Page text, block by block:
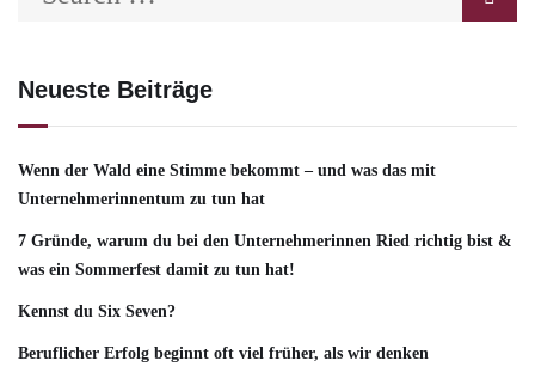
Neueste Beiträge
Wenn der Wald eine Stimme bekommt – und was das mit
Unternehmerinnentum zu tun hat
7 Gründe, warum du bei den Unternehmerinnen Ried richtig bist &
was ein Sommerfest damit zu tun hat!
Kennst du Six Seven?
Beruflicher Erfolg beginnt oft viel früher, als wir denken